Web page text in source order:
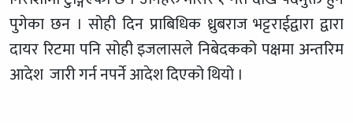
पुगेका छन । सोही दिन प्राबिधिक ध्रुबराज भट्टराईद्वारा द्वारा
दायर रिटमा पनि सोही इजलासले निबेदकको पक्षमा अन्तरिम
आदेश जारी गर्न नपर्ने आदेश दिएको थियो ।